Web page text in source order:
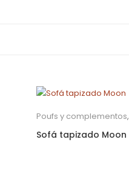
Poufs y complementos,
Sofá tapizado Moon